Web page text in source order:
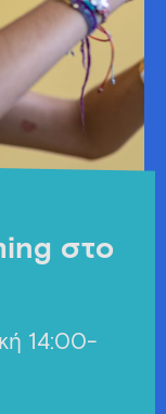
στο
14:00-